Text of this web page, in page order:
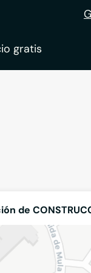
gratis
de